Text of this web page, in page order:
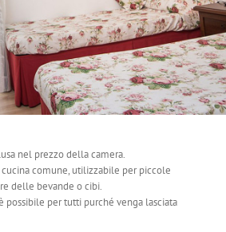
nel prezzo della camera.
comune, utilizzabile per piccole
delle bevande o cibi.
possibile per tutti purché venga lasciata